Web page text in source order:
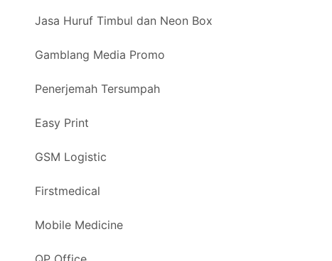
Jasa Huruf Timbul dan Neon Box
Gamblang Media Promo
Penerjemah Tersumpah
Easy Print
GSM Logistic
Firstmedical
Mobile Medicine